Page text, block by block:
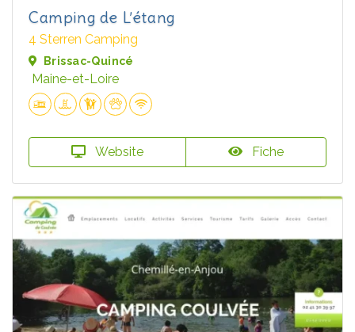
Camping de L’étang
4 Sterren Camping
Brissac-Quincé
Maine-et-Loire
Website Fiche